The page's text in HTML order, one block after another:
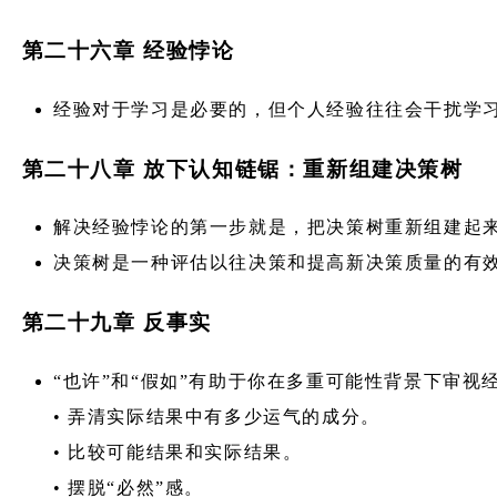
第二十六章 经验悖论
经验对于学习是必要的，但个人经验往往会干扰学习
第二十八章 放下认知链锯：重新组建决策树
解决经验悖论的第一步就是，把决策树重新组建起来
决策树是一种评估以往决策和提高新决策质量的有
第二十九章 反事实
“也许”和“假如”有助于你在多重可能性背景下审视
• 弄清实际结果中有多少运气的成分。
• 比较可能结果和实际结果。
• 摆脱“必然”感。